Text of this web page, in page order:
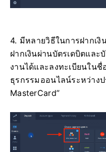
4. มีหลายวิธีในการฝาก
ฝากเงินผ่านบัตรเดบิตและ
งานได้และลงทะเบียนใน
ธุรกรรมออนไลน์ระหว่างป
MasterCard”